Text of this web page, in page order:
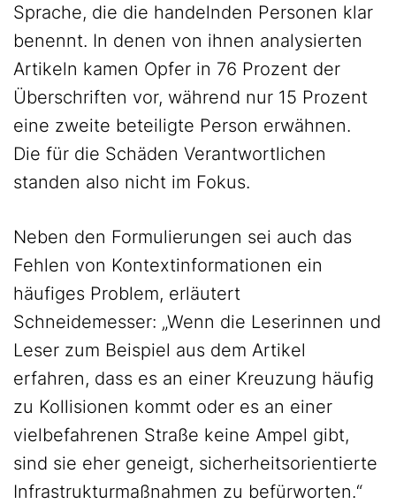
Sprache, die die handelnden Personen klar
benennt. In denen von ihnen analysierten
Artikeln kamen Opfer in 76 Prozent der
Überschriften vor, während nur 15 Prozent
eine zweite beteiligte Person erwähnen.
Die für die Schäden Verantwortlichen
standen also nicht im Fokus.
Neben den Formulierungen sei auch das
Fehlen von Kontextinformationen ein
häufiges Problem, erläutert
Schneidemesser: „Wenn die Leserinnen und
Leser zum Beispiel aus dem Artikel
erfahren, dass es an einer Kreuzung häufig
zu Kollisionen kommt oder es an einer
vielbefahrenen Straße keine Ampel gibt,
sind sie eher geneigt, sicherheitsorientierte
Infrastrukturmaßnahmen zu befürworten.“